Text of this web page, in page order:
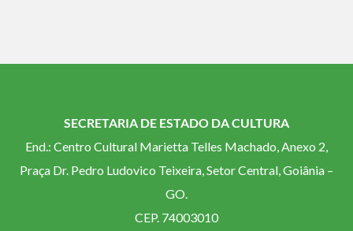
SECRETARIA DE ESTADO DA CULTURA
End.: Centro Cultural Marietta Telles Machado, Anexo 2,
Praça Dr. Pedro Ludovico Teixeira, Setor Central, Goiânia –
GO.
CEP. 74003010